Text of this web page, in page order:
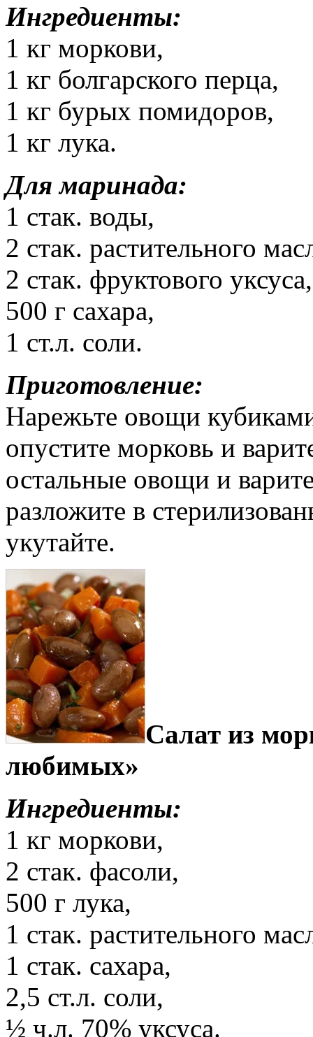
Ингредиенты:
1 кг моркови,
1 кг болгарского перца,
1 кг бурых помидоров,
1 кг лука.
Для маринада:
1 стак. воды,
2 стак. растительного
2 стак. фруктового уксуса,
500 г сахара,
1 ст.л. соли.
Приготовление:
Нарежьте овощи
опустите морковь и
остальные овощи и
разложите в
укутайте.
Салат из
любимых»
Ингредиенты:
1 кг моркови,
2 стак. фасоли,
500 г лука,
1 стак. растительного
1 стак. сахара,
2,5 ст.л. соли,
½ ч.л. 70% уксуса.